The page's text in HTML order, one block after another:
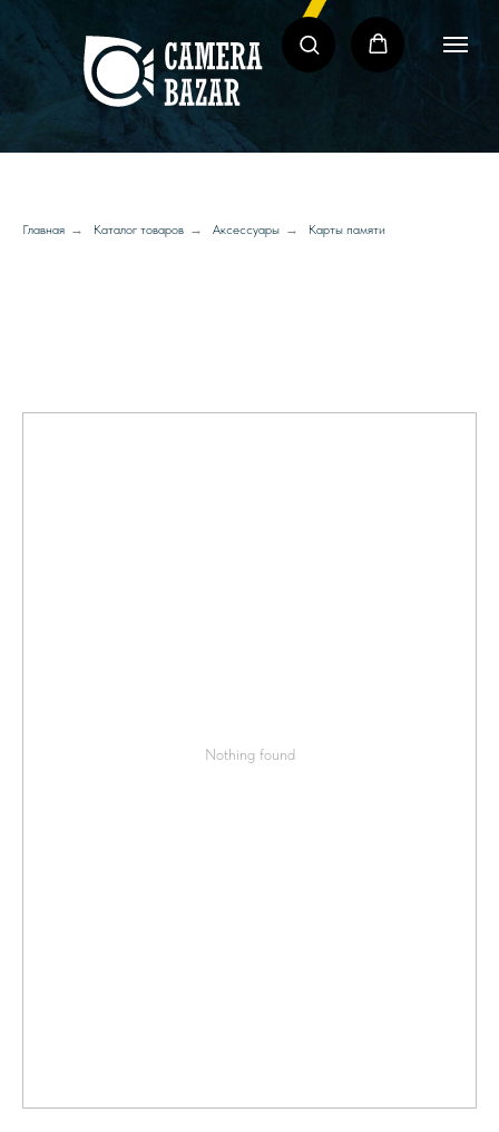
Главная → Каталог товаров → Аксессуары → Карты памяти
Nothing found